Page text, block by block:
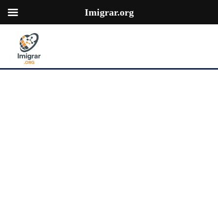
Imigrar.org